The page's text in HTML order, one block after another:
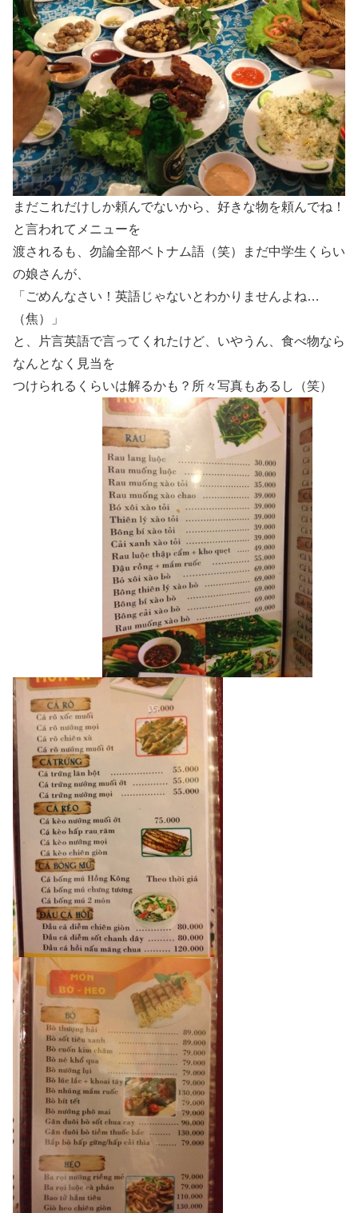
まだこれだけしか頼んでないから、好きな物を頼んでね！
と言われてメニューを
渡されるも、勿論全部ベトナム語（笑）まだ中学生くらい
の娘さんが、
「ごめんなさい！英語じゃないとわかりませんよね…
（焦）」
と、片言英語で言ってくれたけど、いやうん、食べ物なら
なんとなく見当を
つけられるくらいは解るかも？所々写真もあるし（笑）